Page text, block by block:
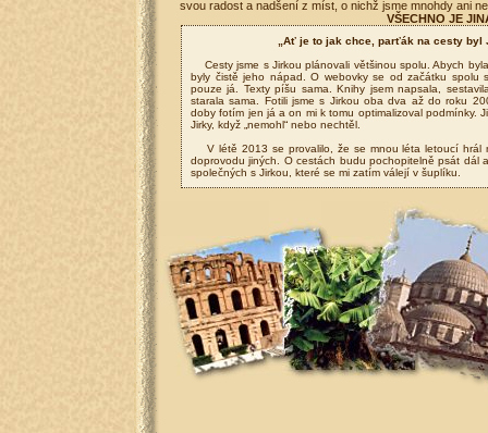
svou radost a nadšení z míst, o nichž jsme mnohdy ani
VŠECHNO JE
„Ať je to jak chce, parťák na cesty byl
Cesty jsme s Jirkou plánovali většinou spolu. Abych
byly čistě jeho nápad. O webovky se od začátku spolu s
pouze já. Texty píšu sama. Knihy jsem napsala,
starala sama. Fotili jsme s Jirkou oba dva až do roku
doby fotím jen já a on mi k tomu optimalizoval podmínky.
Jirky, když „nemohl“ nebo nechtěl.
V létě 2013 se provalilo, že se mnou léta letoucí hrál
doprovodu jiných. O cestách budu pochopitelně psát dál
společných s Jirkou, které se mi zatím válejí v šuplíku.